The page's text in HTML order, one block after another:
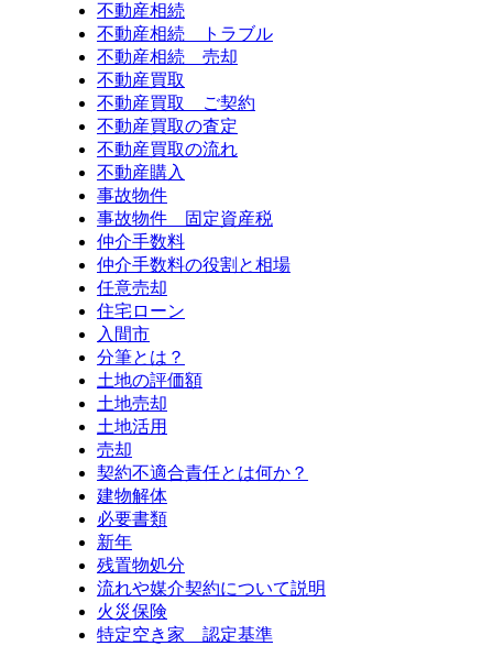
不動産相続
不動産相続 トラブル
不動産相続 売却
不動産買取
不動産買取 ご契約
不動産買取の査定
不動産買取の流れ
不動産購入
事故物件
事故物件 固定資産税
仲介手数料
仲介手数料の役割と相場
任意売却
住宅ローン
入間市
分筆とは？
土地の評価額
土地売却
土地活用
売却
契約不適合責任とは何か？
建物解体
必要書類
新年
残置物処分
流れや媒介契約について説明
火災保険
特定空き家 認定基準